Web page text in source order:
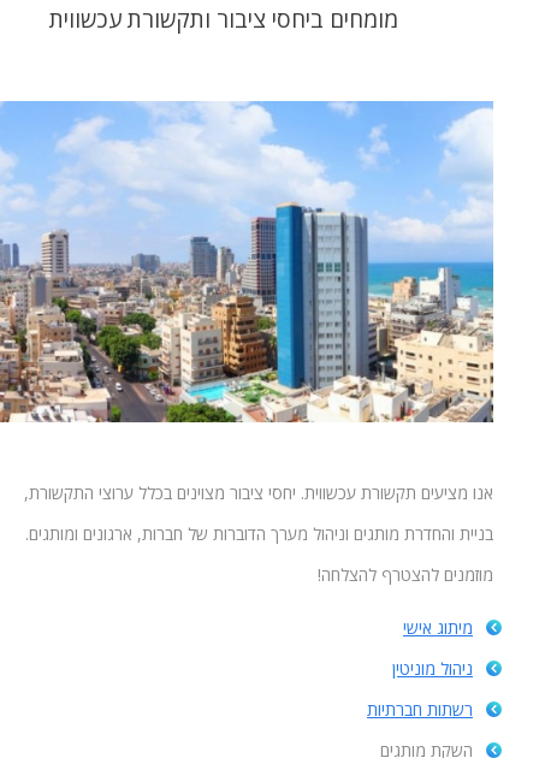
מומחים ביחסי ציבור ותקשורת עכשווית
אנו מציעים תקשורת עכשווית. יחסי ציבור מצוינים בכלל ערוצי התקשורת,
בניית והחדרת מותגים וניהול מערך הדוברות של חברות, ארגונים ומותגים.
מוזמנים להצטרף להצלחה!
מיתוג אישי
ניהול מוניטין
רשתות חברתיות
השקת מותגים